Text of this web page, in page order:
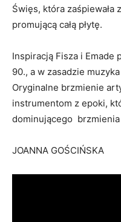
Święs, która zaśpiewała
promującą całą płytę.
Inspiracją Fisza i Emade
90., a w zasadzie
Oryginalne brzmienie
instrumentom z epoki,
dominującego brzmienia
JOANNA GOŚCIŃSKA